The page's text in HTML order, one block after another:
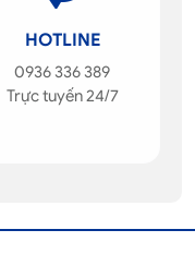
HOTLINE
0936 336 389
Trực tuyến 24/7